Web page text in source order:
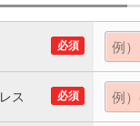
必須
必須
ス